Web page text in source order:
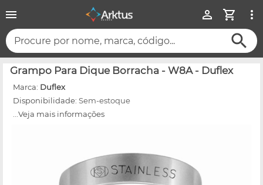
Procure por nome, marca, código...
Grampo Para Dique Borracha - W8A - Duflex
Marca: Duflex
Disponibilidade: Sem-estoque
...Veja mais informações